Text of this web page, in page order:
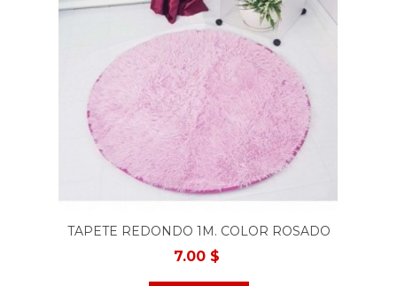
TAPETE REDONDO 1M. COLOR ROSADO
7.00 $